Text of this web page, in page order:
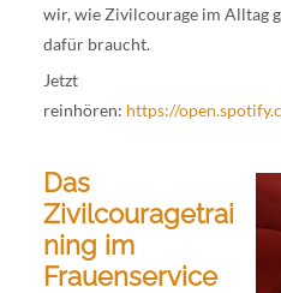
wir, wie Zivilcourage im Alltag
dafür braucht.
Jetzt
reinhören: https://
Das
Zivilcouragetrai
ning im
Frauenservice